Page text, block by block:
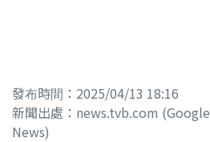
發布時間：2025/04/13 18:16
新聞出處：news.tvb.com (Google
News)